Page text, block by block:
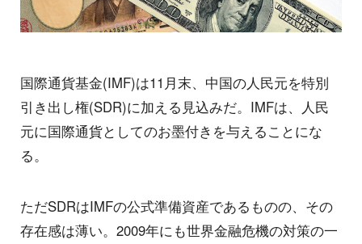
国際通貨基金(IMF)は11月末、中国の人民元を特別
引き出し権(SDR)に加える見込みだ。IMFは、人民
元に国際通貨としてのお墨付きを与えることにな
る。
ただSDRはIMFの公式準備資産であるものの、その
存在感は薄い。2009年にも世界金融危機の対策の一